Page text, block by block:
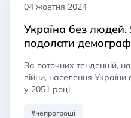
04 жовтня 2024
Україна без
подолати
За поточних тенденцій,
війни, населення України
у 2051 році
#непрогроші